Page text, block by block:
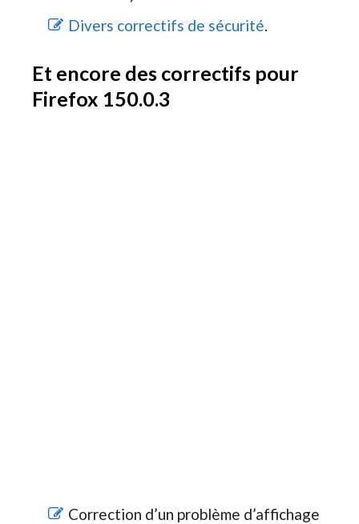
Divers correctifs de sécurité.
Et encore des correctifs pour
Firefox 150.0.3
Correction d’un problème d’affichage